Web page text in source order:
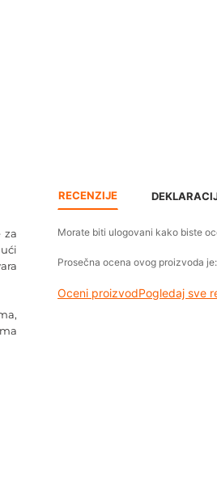
za
RECENZIJE
Morate biti ulogovani kako biste
Prosečna ocena ovog proizvoda je:
Oceni proizvodPogledaj sve